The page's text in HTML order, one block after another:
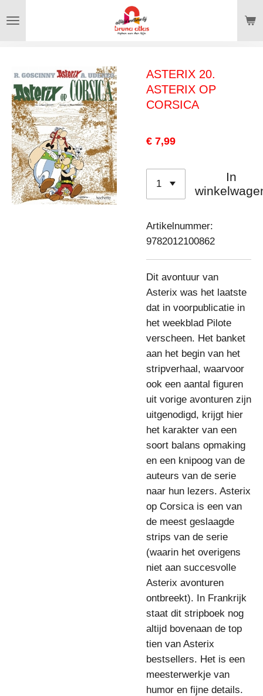
direct
hoofdinhoud
ASTERIX 20.
ASTERIX OP
CORSICA
€ 7,99
In
Artikelnummer:
9782012100862
Dit avontuur van
Asterix was het laatste
dat in voorpublicatie in
het weekblad Pilote
verscheen. Het banket
aan het begin van het
stripverhaal, waarvoor
ook een aantal figuren
uit vorige avonturen zijn
uitgenodigd, krijgt hier
het karakter van een
soort balans opmaking
en een knipoog van de
auteurs van de serie
naar hun lezers. Asterix
op Corsica is een van
de meest geslaagde
strips van de serie
(waarin het overigens
niet aan succesvolle
Asterix avonturen
ontbreekt). In Frankrijk
staat dit stripboek nog
altijd bovenaan de top
tien van Asterix
bestsellers. Het is een
meesterwerkje van
humor en fijne details.